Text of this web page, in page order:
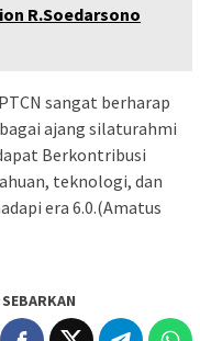
R.Soedarsono
sangat berharap
ajang silaturahmi
Berkontribusi
teknologi, dan
era 6.0.(Amatus
SEBARKAN